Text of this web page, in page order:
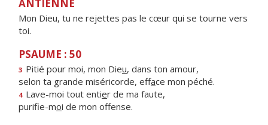
ANTIENNE
Mon Dieu, tu ne rejettes pas le cœur qui se tourne vers
toi.
PSAUME : 50
3 Pitié pour moi, mon Dieu, dans ton amour,
selon ta grande miséricorde, efface mon péché.
4 Lave-moi tout entier de ma faute,
purifie-moi de mon offense.